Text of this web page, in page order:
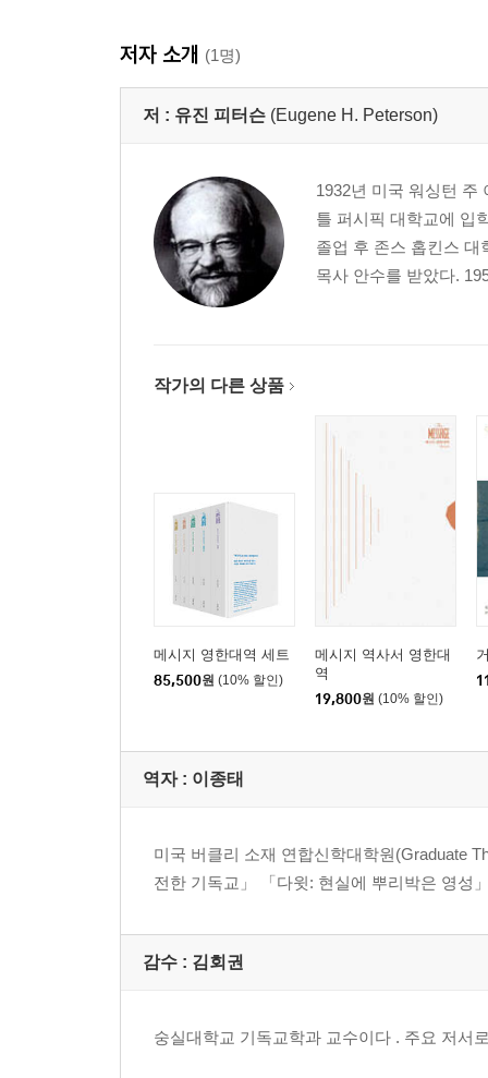
저자 소개 (1명)
저 : 유진 피터슨 (Eugene H. Peterson)
1932년 미국 워싱턴 주
틀 퍼시픽 대학교에 입
졸업 후 존스 홉킨스
목사 안수를 받았다.
작가의 다른 상품
메시지 영한대역 세트
85,500원 (10% 할인)
메시지 역사서 영한대
역
19,800원 (10% 할인)
역자 : 이종태
미국 버클리 소재 연합신학대학원(Graduate
전한 기독교」 「다윗: 현실에 뿌리박은 영성
감수 : 김회권
숭실대학교 기독교학과 교수이다 . 주요 저서